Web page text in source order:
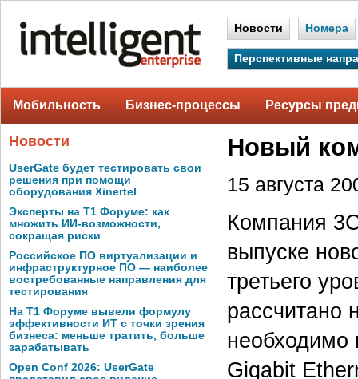
Новости Номера
Перспективные
Мобильность Бизнес-процессы Ресурсы
Новости
UserGate будет тестировать свои
решения при помощи
оборудования Xinertel
Эксперты на Т1 Форуме: как
множить ИИ-возможности,
сокращая риски
Российское ПО виртуализации и
инфраструктурное ПО — наиболее
востребованные направления для
тестирования
На Т1 Форуме вывели формулу
эффективности ИТ с точки зрения
бизнеса: меньше тратить, больше
зарабатывать
Open Conf 2026: UserGate
Новый
15 августа
Компания
выпуске
третьего
рассчитано
необходимо
Gigabit